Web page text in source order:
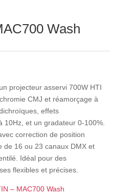
Wash
projecteur asservi 700W HTI
CMJ et réamorçage à
effets
10Hz, et un gradateur 0-100%.
correction de position
de 16 ou 23 canaux DMX et
Idéal pour des
flexibles et précises.
– MAC700 Wash